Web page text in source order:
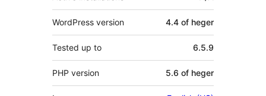
WordPress version 4.4 of heger
Tested up to 6.5.9
PHP version 5.6 of heger